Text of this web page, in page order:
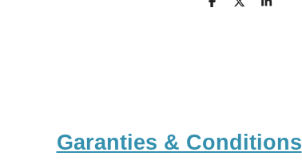
P
P
P
Garanties & Conditions